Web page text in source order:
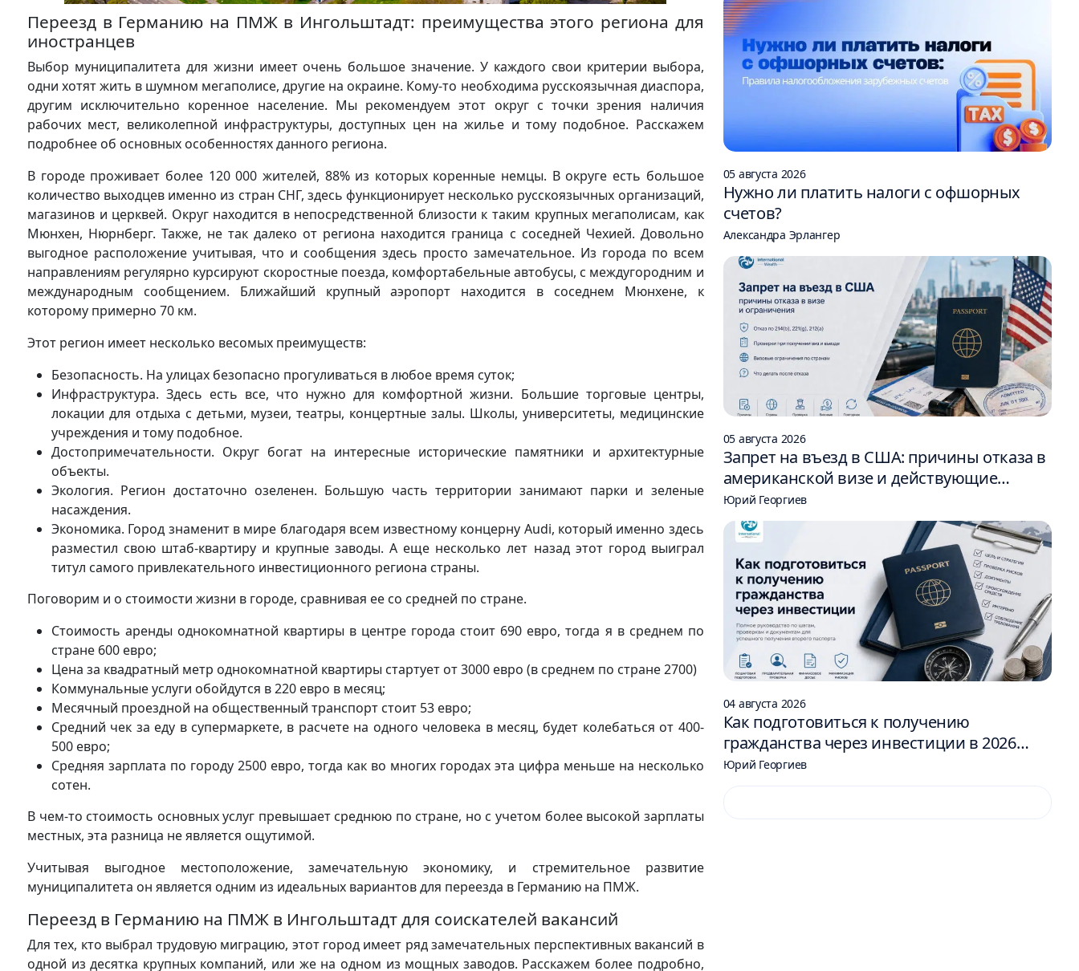
Переезд в Германию на ПМЖ в Ингольштадт: преимущества этого региона для
иностранцев
Выбор муниципалитета для жизни имеет очень большое значение. У каждого свои критерии выбора,
одни хотят жить в шумном мегаполисе, другие на окраине. Кому-то необходима русскоязычная диаспора,
другим исключительно коренное население. Мы рекомендуем этот округ с точки зрения наличия
рабочих мест, великолепной инфраструктуры, доступных цен на жилье и тому подобное. Расскажем
подробнее об основных особенностях данного региона.
В городе проживает более 120 000 жителей, 88% из которых коренные немцы. В округе есть большое
количество выходцев именно из стран СНГ, здесь функционирует несколько русскоязычных организаций,
магазинов и церквей. Округ находится в непосредственной близости к таким крупных мегаполисам, как
Мюнхен, Нюрнберг. Также, не так далеко от региона находится граница с соседней Чехией. Довольно
выгодное расположение учитывая, что и сообщения здесь просто замечательное. Из города по всем
направлениям регулярно курсируют скоростные поезда, комфортабельные автобусы, с междугородним и
международным сообщением. Ближайший крупный аэропорт находится в соседнем Мюнхене, к
которому примерно 70 км.
Этот регион имеет несколько весомых преимуществ:
Безопасность. На улицах безопасно прогуливаться в любое время суток;
Инфраструктура. Здесь есть все, что нужно для комфортной жизни. Большие торговые центры,
локации для отдыха с детьми, музеи, театры, концертные залы. Школы, университеты, медицинские
учреждения и тому подобное.
Достопримечательности. Округ богат на интересные исторические памятники и архитектурные
объекты.
Экология. Регион достаточно озеленен. Большую часть территории занимают парки и зеленые
насаждения.
Экономика. Город знаменит в мире благодаря всем известному концерну Audi, который именно здесь
разместил свою штаб-квартиру и крупные заводы. А еще несколько лет назад этот город выиграл
титул самого привлекательного инвестиционного региона страны.
Поговорим и о стоимости жизни в городе, сравнивая ее со средней по стране.
Стоимость аренды однокомнатной квартиры в центре города стоит 690 евро, тогда я в среднем по
стране 600 евро;
Цена за квадратный метр однокомнатной квартиры стартует от 3000 евро (в среднем по стране 2700)
Коммунальные услуги обойдутся в 220 евро в месяц;
Месячный проездной на общественный транспорт стоит 53 евро;
Средний чек за еду в супермаркете, в расчете на одного человека в месяц, будет колебаться от 400-
500 евро;
Средняя зарплата по городу 2500 евро, тогда как во многих городах эта цифра меньше на несколько
сотен.
В чем-то стоимость основных услуг превышает среднюю по стране, но с учетом более высокой зарплаты
местных, эта разница не является ощутимой.
Учитывая выгодное местоположение, замечательную экономику, и стремительное развитие
муниципалитета он является одним из идеальных вариантов для переезда в Германию на ПМЖ.
Переезд в Германию на ПМЖ в Ингольштадт для соискателей вакансий
Для тех, кто выбрал трудовую миграцию, этот город имеет ряд замечательных перспективных вакансий в
одной из десятка крупных компаний, или же на одном из мощных заводов. Расскажем более подробно,
05 августа 2026
Нужно ли платить налоги с офшорных
счетов?
Александра Эрлангер
05 августа 2026
Запрет на въезд в США: причины отказа в
американской визе и действующие
ограничения
Юрий Георгиев
04 августа 2026
Как подготовиться к получению
гражданства через инвестиции в 2026
году: 6 шагов
Юрий Георгиев